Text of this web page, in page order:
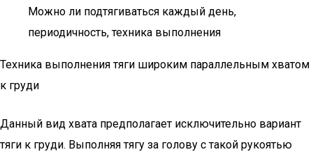
Можно ли подтягиваться каждый день,
периодичность, техника выполнения
Техника выполнения тяги широким параллельным хватом
к груди
Данный вид хвата предполагает исключительно вариант
тяги к груди. Выполняя тягу за голову с такой рукоятью